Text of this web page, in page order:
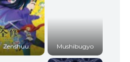
Zenshuu. Mushibugyo